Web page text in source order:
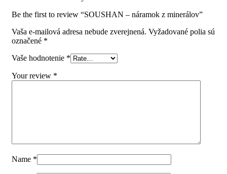
Be the first to review “SOUSHAN – náramok z minerálov”
Vaša e-mailová adresa nebude zverejnená. Vyžadované polia sú
označené *
Vaše hodnotenie *
Your review *
Name *